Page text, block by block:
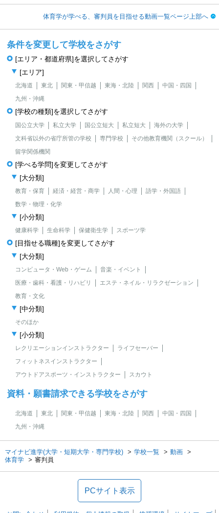
体育学が学べる、審判員を目指せる動画一覧ページ上部へ
条件を変更して学校をさがす
[エリア・都道府県]を選択してさがす
[エリア]
北海道 東北 関東・甲信越 東海・北陸 関西
中国・四国
九州・沖縄
[学校の種類]を選択してさがす
国公立大学 私立大学 国公立短大 私立短大
海外の大学
文科省以外の省庁所管の学校
専門学校
その他教育機関（スクール）
留学関係機関
[学べる学問]を変更してさがす
[大分類]
教育・保育 経済・経営・商学 人間・心理
語学・外国語
数学・物理・化学
[小分類]
健康科学 生命科学 保健衛生学 スポーツ学
[目指せる職種]を変更してさがす
[大分類]
コンピュータ・Web・ゲーム
音楽・イベント
医療・歯科・看護・リハビリ
エステ・ネイル・リラクゼーション
教育・文化
[中分類]
そのほか
[小分類]
レクリエーションインストラクター
ライフセーバー
フィットネスインストラクター
アウトドアスポーツ・インストラクター
スカウト
資料・願書請求できる学校をさがす
北海道 東北 関東・甲信越 東海・北陸 関西
中国・四国
九州・沖縄
マイナビ進学(大学・短期大学・専門学校) 学校一覧
動画
体育学
審判員
PCサイト表示